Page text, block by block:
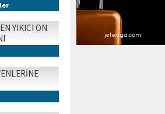
YIKICI ON